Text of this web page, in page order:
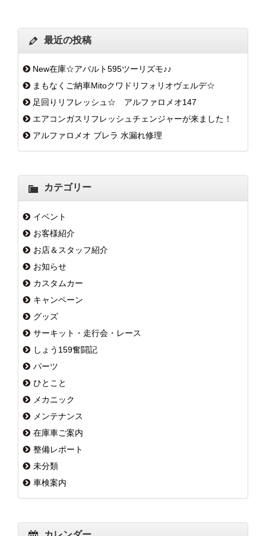
最近の投稿
New在庫☆アバルト595ツーリズモ♪♪
まもなくご納車Mitoクワドリフォリオヴェルデ☆
足回りリフレッシュ☆ アルファロメオ147
エアコンガスリフレッシュチェンジャーが来ました！
アルファロメオ ブレラ 水漏れ修理
カテゴリー
イベント
お客様紹介
お店＆スタッフ紹介
お知らせ
カスタムカー
キャンペーン
グッズ
サーキット・走行会・レース
しょう159奮闘記
パーツ
ひとこと
メカニック
メンテナンス
在庫車ご案内
整備レポート
未分類
車検案内